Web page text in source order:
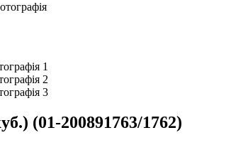
(01-200891763/1762)